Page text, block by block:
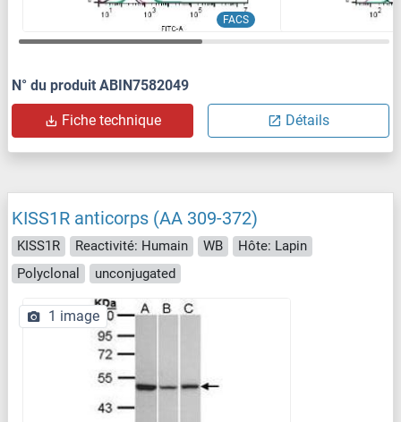
FACS
N° du produit ABIN7582049
Fiche technique Détails
KISS1R anticorps (AA 309-372)
KISS1R Reactivité: Humain WB
Hôte: Lapin
Polyclonal
unconjugated
1 image